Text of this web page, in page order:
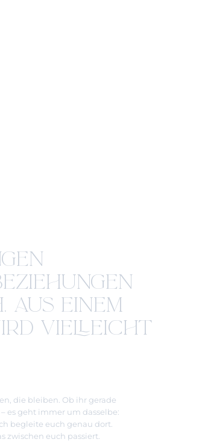
AUS EINEM
VIELLEICHT
die bleiben. Ob ihr gerade
es geht immer um dasselbe:
begleite euch genau dort.
zwischen euch passiert.